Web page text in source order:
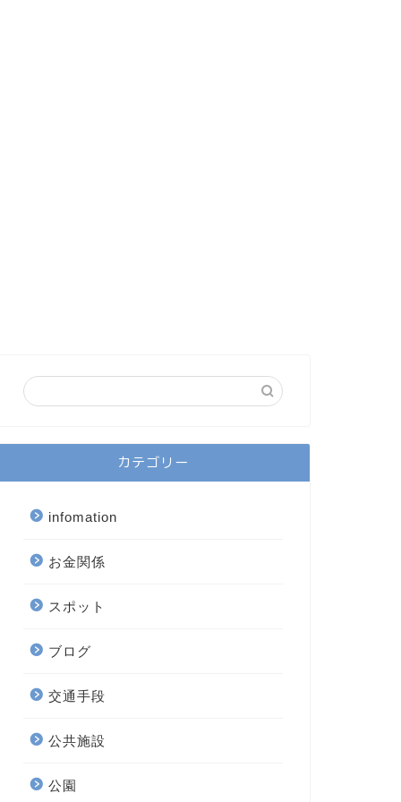
カテゴリー
infomation
お金関係
スポット
ブログ
交通手段
公共施設
公園